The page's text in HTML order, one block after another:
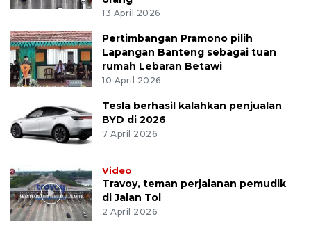
13 April 2026
Pertimbangan Pramono pilih
Lapangan Banteng sebagai tuan
rumah Lebaran Betawi
10 April 2026
Tesla berhasil kalahkan penjualan
BYD di 2026
7 April 2026
Video
Travoy, teman perjalanan pemudik
di Jalan Tol
2 April 2026